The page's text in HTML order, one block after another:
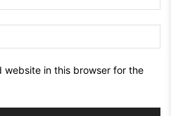
website in this browser for the